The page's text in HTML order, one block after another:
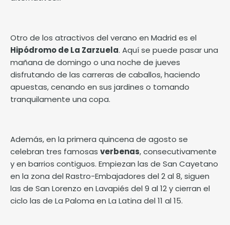
Otro de los atractivos del verano en Madrid es el
Hipódromo de La Zarzuela. Aquí se puede pasar una
mañana de domingo o una noche de jueves
disfrutando de las carreras de caballos, haciendo
apuestas, cenando en sus jardines o tomando
tranquilamente una copa.
Además, en la primera quincena de agosto se
celebran tres famosas verbenas, consecutivamente
y en barrios contiguos. Empiezan las de San Cayetano
en la zona del Rastro-Embajadores del 2 al 8, siguen
las de San Lorenzo en Lavapiés del 9 al 12 y cierran el
ciclo las de La Paloma en La Latina del 11 al 15.